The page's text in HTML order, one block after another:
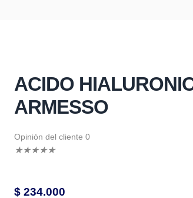
ACIDO
ARMESSO
Opinión del cliente 0
★★★★★
$ 234.000